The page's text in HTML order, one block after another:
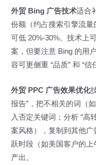
外贸 Bing 广告技术适合
份额（约占搜索引擎流量
可低 20%-30%。技术上
案，但要注意 Bing 的用
容可更侧重 “品质” 和 “信
外贸 PPC 广告效果优化
报告”，把不相关的词（
入否定关键词；分析 “高
案风格），复制到其他
跃时段（如美国客户的
产出。